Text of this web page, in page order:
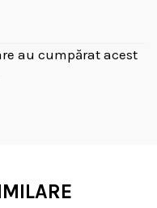
au cumpărat acest